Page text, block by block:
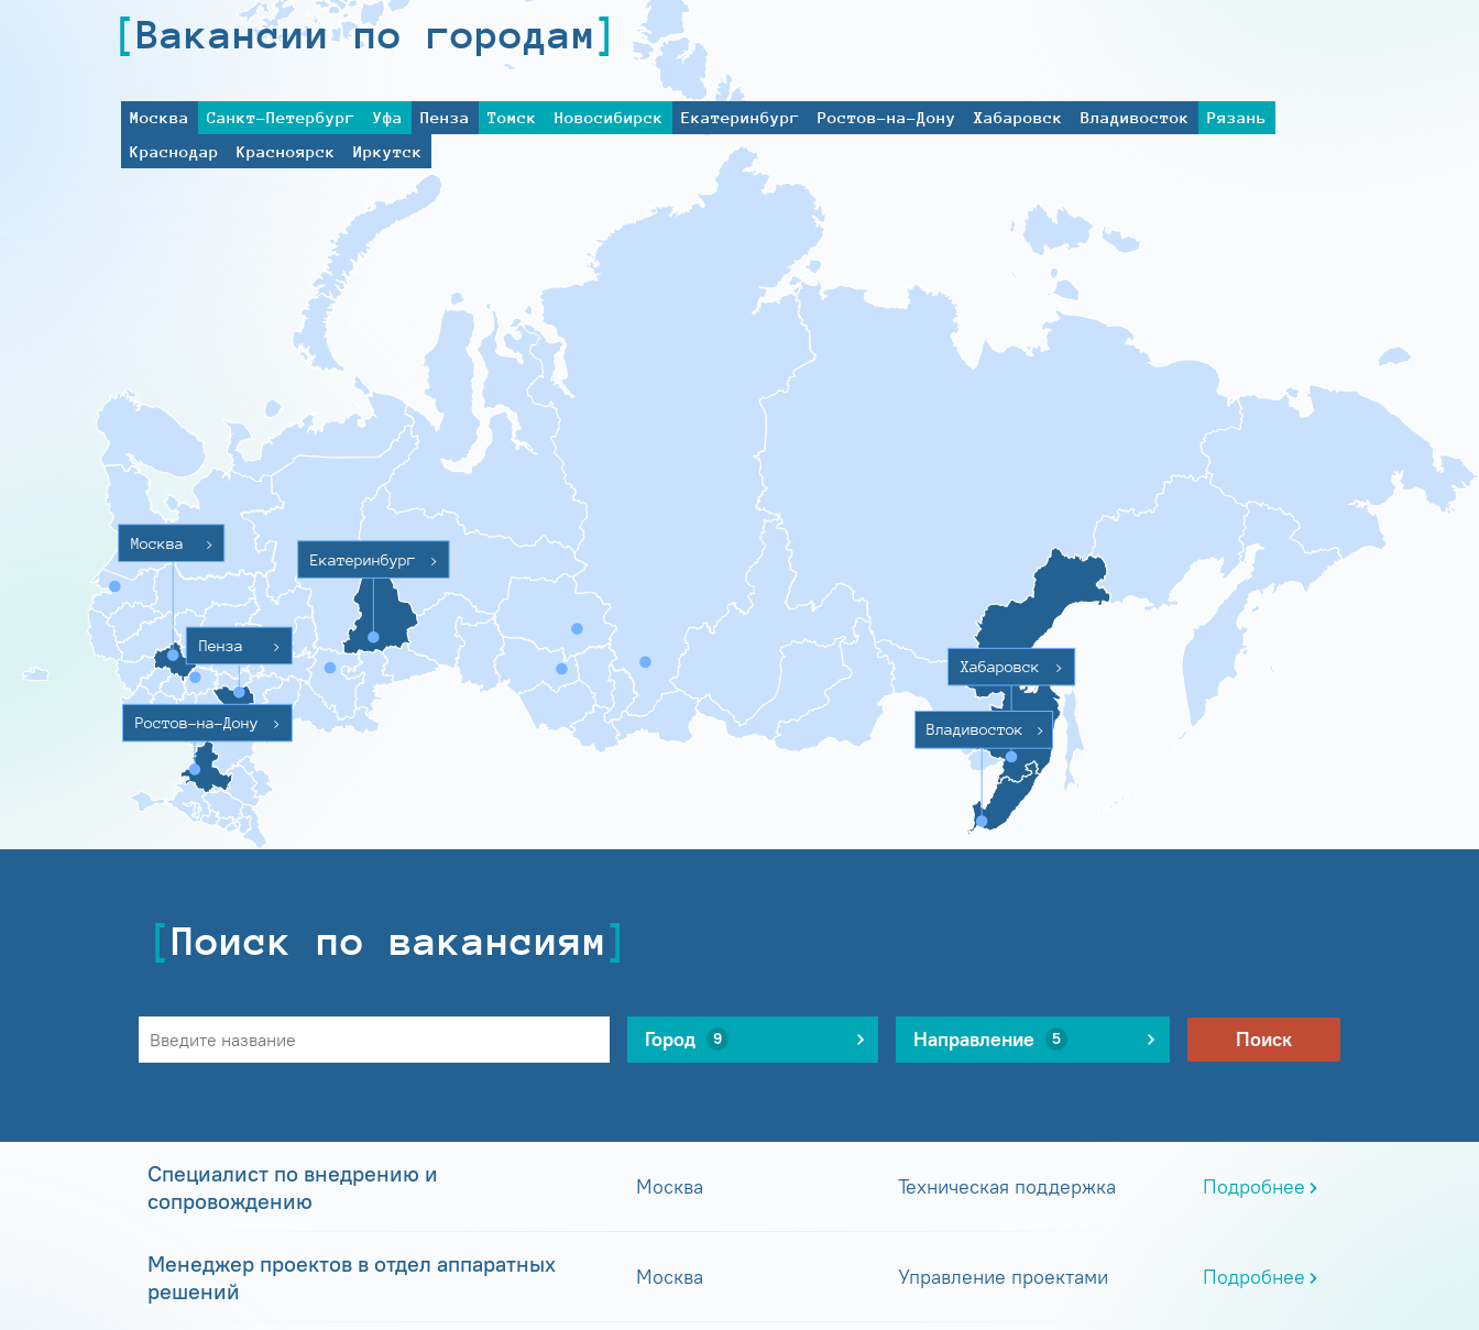
Вакансии по городам
Москва Санкт-Петербург Уфа Пенза Томск Новосибирск Екатеринбург Ростов-на-Дону Хабаровск Владивосток
Рязань
Краснодар
Красноярск Иркутск
Москва >
Ростов-на-Дону >
Пенза >
Екатеринбург >
Хабаровск >
Владивосток >
Поиск по вакансиям
Город 9 Направление 5 Поиск
Специалист по внедрению и
сопровождению
Москва Техническая поддержка Подробнее
Менеджер проектов в отдел аппаратных
решений
Москва Управление проектами Подробнее